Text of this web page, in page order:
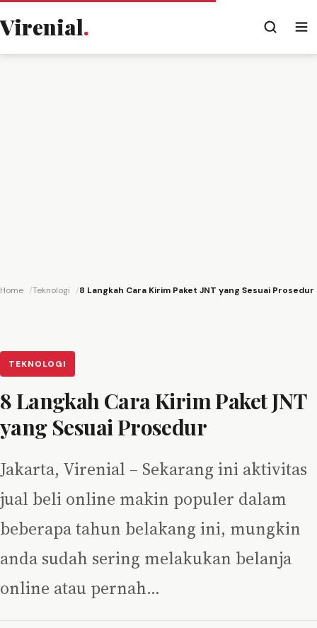
Virenial.
Home Teknologi 8 Langkah Cara Kirim Paket JNT yang Sesuai Prosedur
TEKNOLOGI
8 Langkah Cara Kirim Paket JNT
yang Sesuai Prosedur
Jakarta, Virenial – Sekarang ini aktivitas
jual beli online makin populer dalam
beberapa tahun belakang ini, mungkin
anda sudah sering melakukan belanja
online atau pernah…